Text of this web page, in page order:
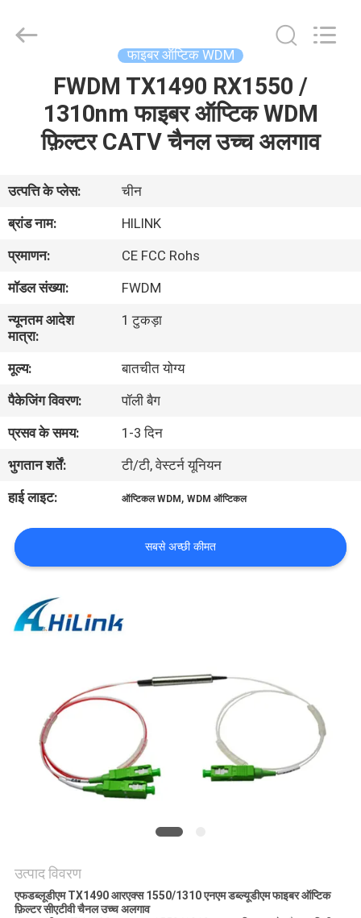
उत्पाद
हमारे
बारे
में
कारखाने
का
गुणवत्ता
नियंत्रण
हमसे
करें
समाचार
मांगें
साइटमैप
नीति
Technology
Co.,Ltd..
फाइबर ऑप्टिक WDM
FWDM TX1490 RX1550 /
1310nm फाइबर ऑप्टिक WDM
फ़िल्टर CATV चैनल उच्च अलगाव
उत्पत्ति के प्लेस:
चीन
ब्रांड नाम:
HILINK
प्रमाणन:
CE FCC Rohs
मॉडल संख्या:
FWDM
न्यूनतम आदेश
मात्रा:
1 टुकड़ा
मूल्य:
बातचीत योग्य
पैकेजिंग विवरण:
पॉली बैग
प्रसव के समय:
1-3 दिन
भुगतान शर्तें:
टी/टी, वेस्टर्न यूनियन
हाई लाइट:
ऑप्टिकल WDM ,WDM ऑप्टिकल
सबसे अच्छी कीमत
उत्पाद विवरण
एफडब्लूडीएम TX1490 आरएक्स 1550/1310 एनएम डब्ल्यूडीएम फाइबर ऑप्टिक
फ़िल्टर सीएटीवी चैनल उच्च अलगाव